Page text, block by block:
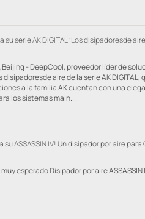
su serie AK DIGITAL: Los disipadoresde
- DeepCool, proveedor líder de
aire de la serie AK DIGITAL,
a la familia AK cuentan con una
los sistemas main...
su ASSASSIN IV! Un disipador por aire
esperado Disipador por aire